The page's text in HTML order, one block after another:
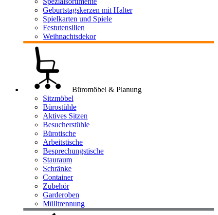
Geburtstagskerzen mit Halter
Spielkarten und Spiele
Festutensilien
Weihnachtsdekor
Büromöbel & Planung
Sitzmöbel
Bürostühle
Aktives Sitzen
Besucherstühle
Bürotische
Arbeitstische
Besprechungstische
Stauraum
Schränke
Container
Zubehör
Garderoben
Mülltrennung